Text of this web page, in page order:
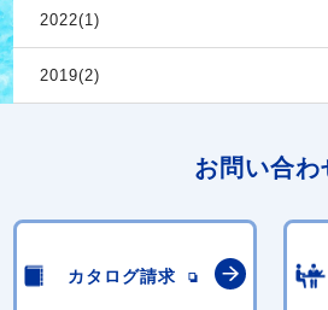
2022(1)
2019(2)
お問い合わ
カタログ請求